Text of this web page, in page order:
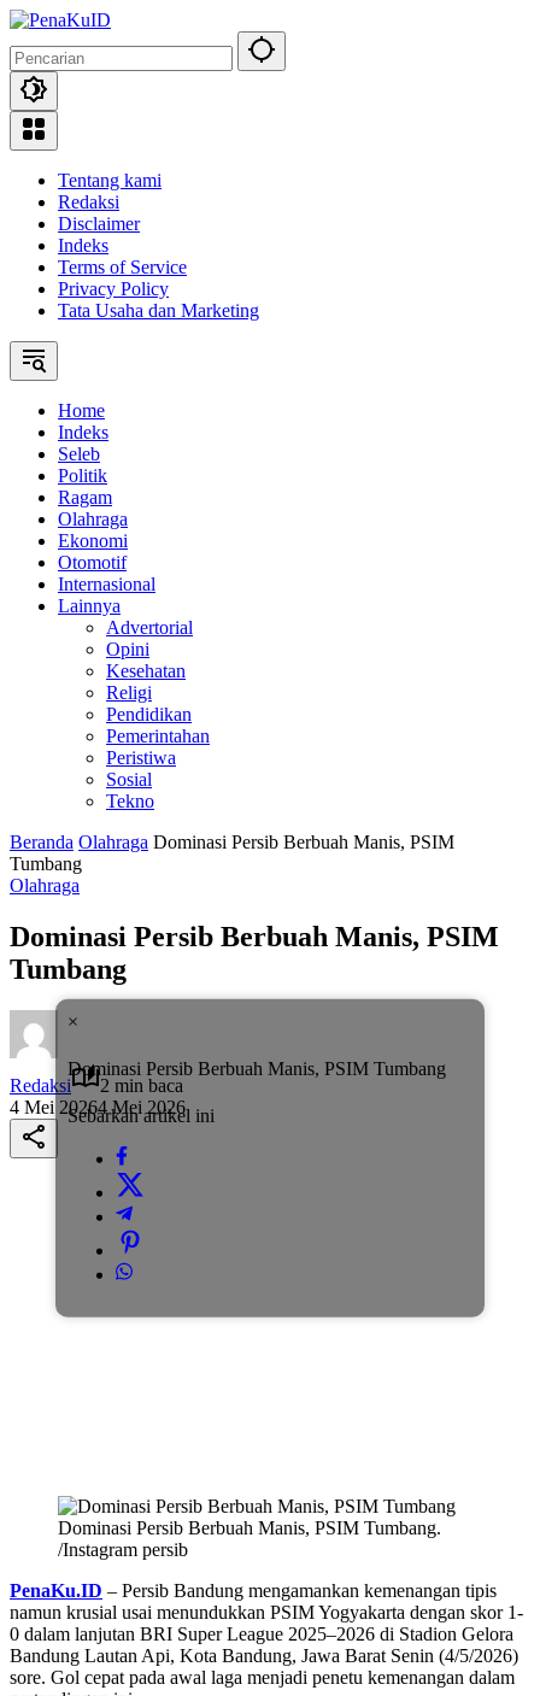
Langsung
konten
Tentang kami
Redaksi
Disclaimer
Indeks
Terms of Service
Privacy Policy
Tata Usaha dan Marketing
Home
Indeks
Seleb
Politik
Ragam
Olahraga
Ekonomi
Otomotif
Internasional
Lainnya
Advertorial
Opini
Kesehatan
Religi
Pendidikan
Pemerintahan
Peristiwa
Sosial
Tekno
Beranda Olahraga Dominasi Persib Berbuah Manis, PSIM
Tumbang
Olahraga
Dominasi Persib Berbuah Manis, PSIM
Tumbang
Redaksi
2 min baca
4 Mei 20264 Mei 2026
×
Dominasi Persib Berbuah Manis, PSIM Tumbang
Sebarkan artikel ini
Dominasi Persib Berbuah Manis, PSIM Tumbang.
/Instagram persib
PenaKu.ID – Persib Bandung mengamankan kemenangan tipis
namun krusial usai menundukkan PSIM Yogyakarta dengan skor 1-
0 dalam lanjutan BRI Super League 2025–2026 di Stadion Gelora
Bandung Lautan Api, Kota Bandung, Jawa Barat Senin (4/5/2026)
sore. Gol cepat pada awal laga menjadi penetu kemenangan dalam